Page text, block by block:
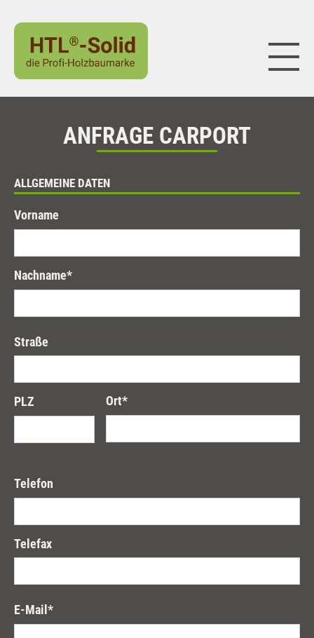
ANFRAGE CARPORT
ALLGEMEINE DATEN
Vorname
Nachname*
Straße
PLZ Ort*
Telefon
Telefax
E-Mail *